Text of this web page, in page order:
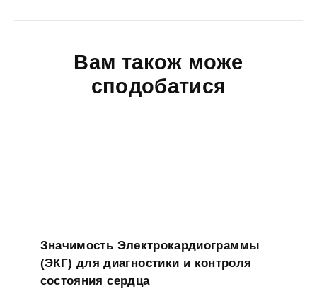
Вам також може
сподобатися
Значимость Электрокардиограммы
(ЭКГ) для диагностики и контроля
состояния сердца